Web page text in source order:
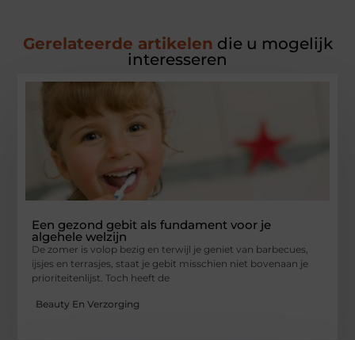
Gerelateerde artikelen die u mogelijk
interesseren
Een gezond gebit als fundament voor je
algehele welzijn
De zomer is volop bezig en terwijl je geniet van barbecues,
ijsjes en terrasjes, staat je gebit misschien niet bovenaan je
prioriteitenlijst. Toch heeft de
Beauty En Verzorging